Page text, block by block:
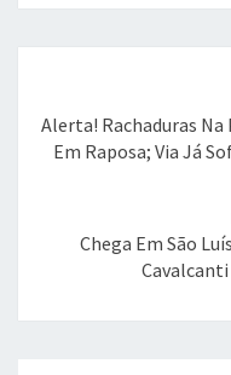
Alerta! Rachaduras
Em Raposa; Via Já
Chega Em São